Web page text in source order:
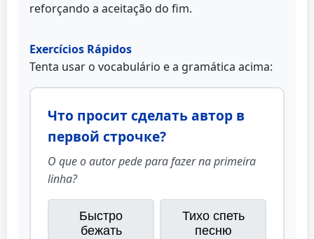
reforçando a aceitação do fim.
Exercícios Rápidos
Tenta usar o vocabulário e a gramática acima:
Что просит сделать автор в
первой строчке?
O que o autor pede para fazer na primeira
linha?
Быстро
бежать
Тихо спеть
песню